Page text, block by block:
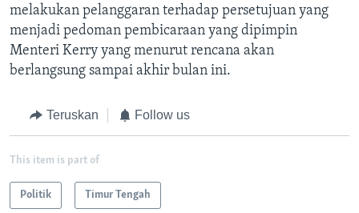
melakukan pelanggaran terhadap persetujuan yang
menjadi pedoman pembicaraan yang dipimpin
Menteri Kerry yang menurut rencana akan
berlangsung sampai akhir bulan ini.
Teruskan Follow us
This item is part of
Politik Timur Tengah